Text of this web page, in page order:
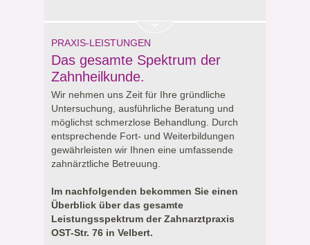
PRAXIS-LEISTUNGEN
Das gesamte Spektrum der
Zahnheilkunde.
Wir nehmen uns Zeit für Ihre gründliche
Untersuchung, ausführliche Beratung und
möglichst schmerzlose Behandlung. Durch
entsprechende Fort- und Weiterbildungen
gewährleisten wir Ihnen eine umfassende
zahnärztliche Betreuung.
Im nachfolgenden bekommen Sie einen
Überblick über das gesamte
Leistungsspektrum der Zahnarztpraxis
OST-Str. 76 in Velbert.